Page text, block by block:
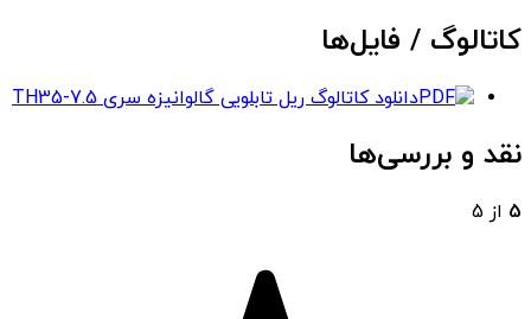
کاتالوگ / فایل‌ها
دانلود کاتالوگ ریل تابلویی گالوانیزه سری TH35-7.5
نقد و بررسی‌ها
5 از 5